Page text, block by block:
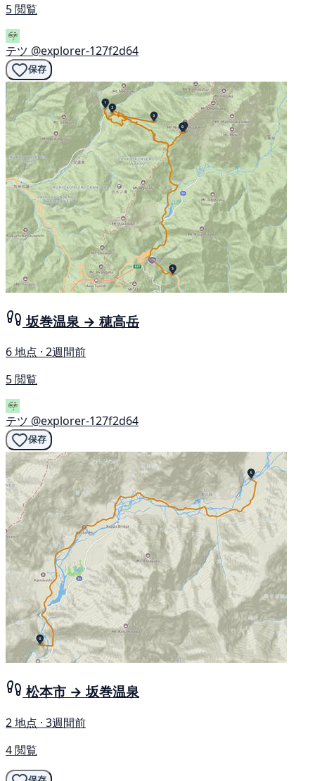
5 閲覧
テツ @explorer-127f2d64
保存
坂巻温泉 → 穂高岳
6 地点 · 2週間前
5 閲覧
テツ @explorer-127f2d64
保存
松本市 → 坂巻温泉
2 地点 · 3週間前
4 閲覧